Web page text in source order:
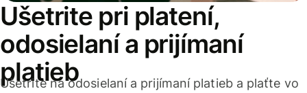
Ušetrite pri platení,
odosielaní a prijímaní
platieb
Ušetrite na odosielaní a prijímaní platieb a plaťte vo